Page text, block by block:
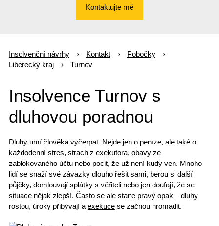
Kontaktujte mě
Insolvenční návrhy Kontakt
Pobočky
Liberecký kraj
Turnov
Insolvence Turnov s
dluhovou poradnou
Dluhyumí člověka vyčerpat. Nejde jen o peníze, ale také o
každodenní stres, strach z exekutora, obavy ze
zablokovaného účtu nebo pocit, že už není kudy ven. Mnoho
lidí se snaží své závazkydlouho řešit sami, berou si další
půjčky, domlouvají splátky s věřiteli nebo jen doufají, že se
situace nějak zlepší. Často se ale stane pravý opak –dluhy
rostou, úroky přibývají a exekucese začnou hromadit.